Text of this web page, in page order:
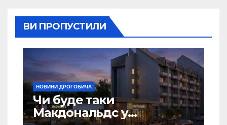
ВИ ПРОПУСТИЛИ
НОВИНИ ДРОГОБИЧА
Чи буде таки
Макдональдс у